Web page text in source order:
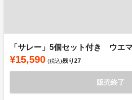
「サレー」5個セット付き ウエ
¥15,590 (税込)残り27
販売終了